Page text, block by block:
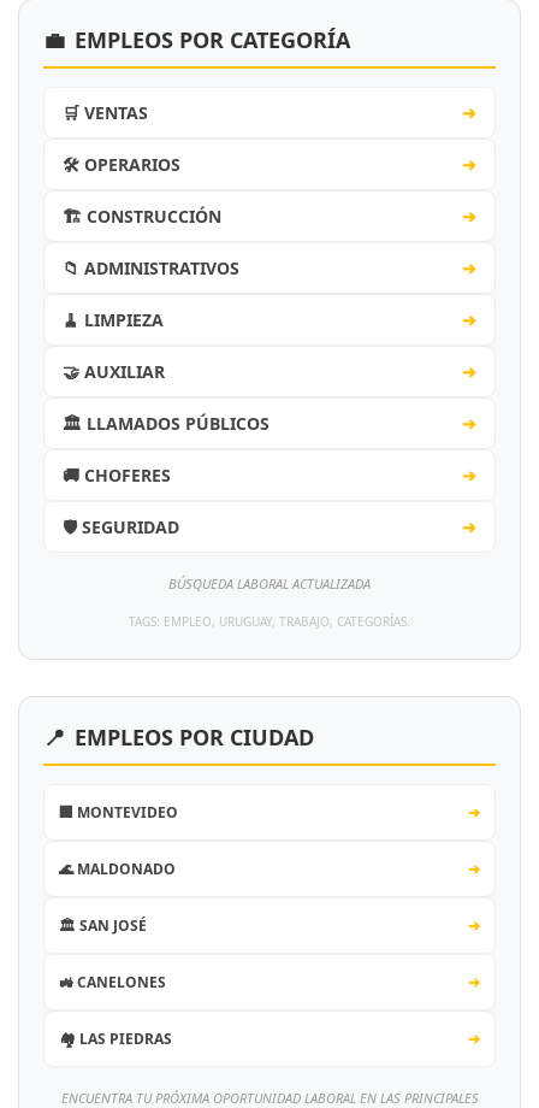
💼 EMPLEOS POR CATEGORÍA
🛒 VENTAS ➔
🛠️ OPERARIOS ➔
🏗️ CONSTRUCCIÓN ➔
📁 ADMINISTRATIVOS ➔
🧹 LIMPIEZA ➔
🤝 AUXILIAR ➔
🏛️ LLAMADOS PÚBLICOS ➔
🚚 CHOFERES ➔
🛡️ SEGURIDAD ➔
BÚSQUEDA LABORAL ACTUALIZADA
TAGS: EMPLEO, URUGUAY, TRABAJO, CATEGORÍAS.
📍 EMPLEOS POR CIUDAD
🏢 MONTEVIDEO ➔
🌊 MALDONADO ➔
🏛️ SAN JOSÉ ➔
🚜 CANELONES ➔
🏘️ LAS PIEDRAS ➔
ENCUENTRA TU PRÓXIMA OPORTUNIDAD LABORAL EN LAS PRINCIPALES